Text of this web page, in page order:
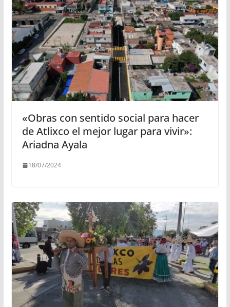
«Obras con sentido social para hacer
de Atlixco el mejor lugar para vivir»:
Ariadna Ayala
18/07/2024